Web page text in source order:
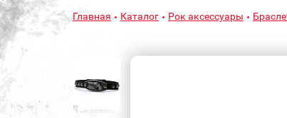
Главная Каталог Рок аксессуары